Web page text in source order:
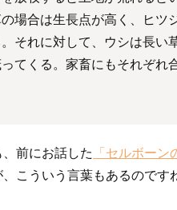
場合は生長点が高く、ヒツ
それに対して、ウシは長い
てくる。家畜にもそれぞれ
前にお話した 「セルボーン
こういう言葉もあるのです